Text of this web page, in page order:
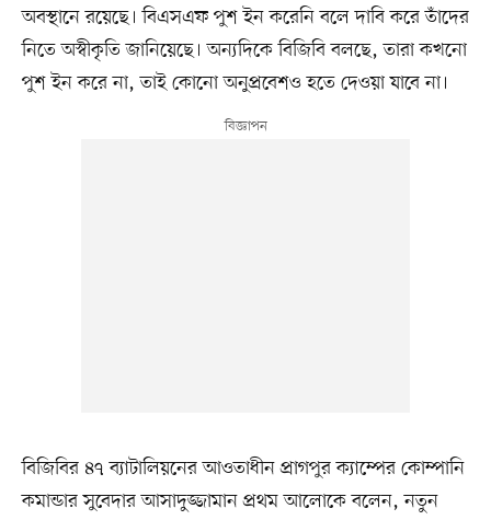
অবস্থানে রয়েছে। বিএসএফ পুশ ইন করেনি বলে দাবি করে তাঁদের
নিতে অস্বীকৃতি জানিয়েছে। অন্যদিকে বিজিবি বলছে, তারা কখনো
পুশ ইন করে না, তাই কোনো অনুপ্রবেশও হতে দেওয়া যাবে না।
বিজিবির ৪৭ ব্যাটালিয়নের আওতাধীন প্রাগপুর ক্যাম্পের কোম্পানি
কমান্ডার সুবেদার আসাদুজ্জামান প্রথম আলোকে বলেন, নতুন